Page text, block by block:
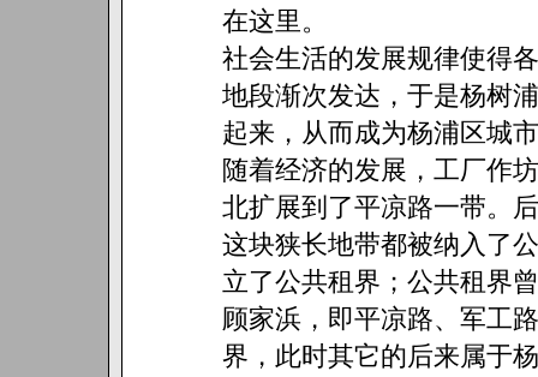
在这里。
社会生活的发展规律使得
地段渐次发达，于是杨树
起来，从而成为杨浦区城
随着经济的发展，工厂作
北扩展到了平凉路一带。
这块狭长地带都被纳入了
立了公共租界；公共租界
顾家浜，即平凉路、军工
界，此时其它的后来属于